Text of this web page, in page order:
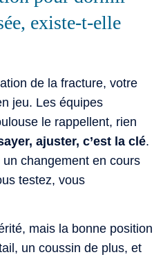
existe-t-elle
de la fracture, votre
jeu. Les équipes
le rappellent, rien
ajuster, c’est la clé.
changement en cours
testez, vous
mais la bonne position
un coussin de plus, et